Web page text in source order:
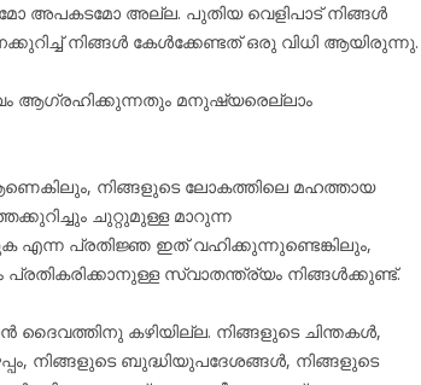
അപകടമോ അല്ല. പുതിയ വെളിപാട് നിങ്ങൾ
നിങ്ങൾ കേൾക്കേണ്ടത് ഒരു വിധി ആയിരുന്നു.
ആഗ്രഹിക്കുന്നതും മനുഷ്യരെല്ലാം
നിങ്ങളുടെ ലോകത്തിലെ മഹത്തായ
ചുറ്റുമുള്ള മാറുന്ന
എന്ന പ്രതിജ്ഞ ഇത് വഹിക്കുന്നുണ്ടെങ്കിലും,
സ്വാതന്ത്ര്യം നിങ്ങൾക്കുണ്ട്.
ദൈവത്തിനു കഴിയില്ല. നിങ്ങളുടെ ചിന്തകൾ,
നിങ്ങളുടെ ബുദ്ധിയുപദേശങ്ങൾ, നിങ്ങളുടെ